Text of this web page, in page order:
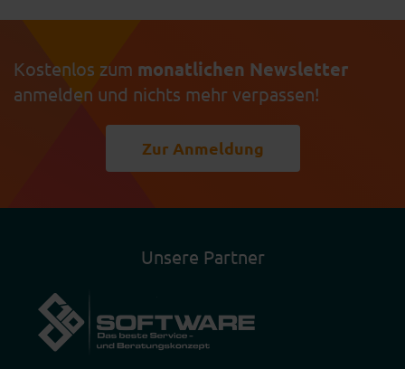
Kostenlos zum monatlichen Newsletter
anmelden und nichts mehr verpassen!
Zur Anmeldung
Unsere Partner